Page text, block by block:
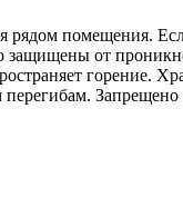
помещения.
от
горение.
Запрещено